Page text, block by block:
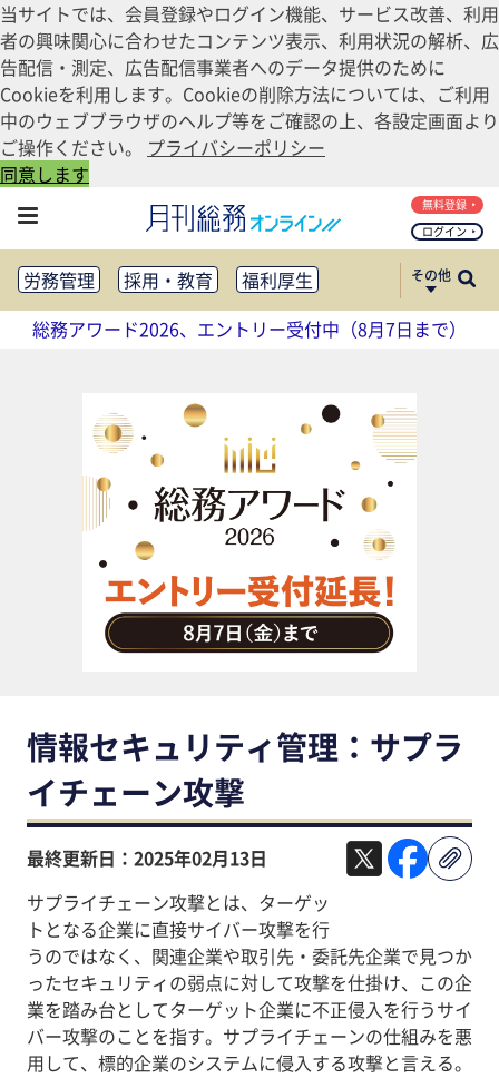
当サイトでは、会員登録やログイン機能、サービス改善、利用
者の興味関心に合わせたコンテンツ表示、利用状況の解析、広
告配信・測定、広告配信事業者へのデータ提供のために
Cookieを利用します。Cookieの削除方法については、ご利用
中のウェブブラウザのヘルプ等をご確認の上、各設定画面より
ご操作ください。 プライバシーポリシー
同意します
ログイン
無料登録
労務管理 採用・教育
福利厚生
健康経営
働き方改革
法務・コンプライアンス
社外・社内広報
社外・社内コミュニケーション活性化
FM・オフィス移転
CSR・SDGs
テクノロジー活用・DX
助成金・補助金・コスト削減
アウトソーシング・BPO
調査・レポート
その他
総務アワード2026、エントリー受付中（8月7日まで）
情報セキュリティ管理：サプラ
イチェーン攻撃
最終更新日：2025年02月13日
サプライチェーン攻撃とは、ターゲッ
トとなる企業に直接サイバー攻撃を行
うのではなく、関連企業や取引先・委託先企業で見つか
ったセキュリティの弱点に対して攻撃を仕掛け、この企
業を踏み台としてターゲット企業に不正侵入を行うサイ
バー攻撃のことを指す。サプライチェーンの仕組みを悪
用して、標的企業のシステムに侵入する攻撃と言える。